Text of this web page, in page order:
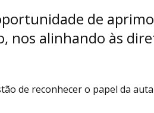
de
nos alinhando às
de reconhecer o papel da